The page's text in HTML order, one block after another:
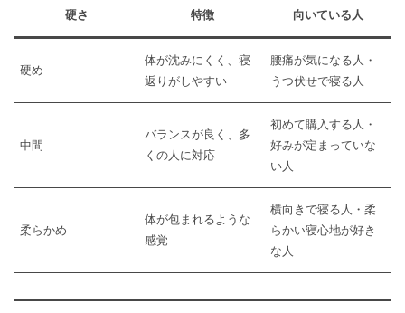
硬さ 特徴 向いている人
硬め
体が沈みにくく、寝
返りがしやすい
腰痛が気になる人・
うつ伏せで寝る人
中間
バランスが良く、多
くの人に対応
初めて購入する人・
好みが定まっていな
い人
柔らかめ
体が包まれるような
感覚
横向きで寝る人・柔
らかい寝心地が好き
な人